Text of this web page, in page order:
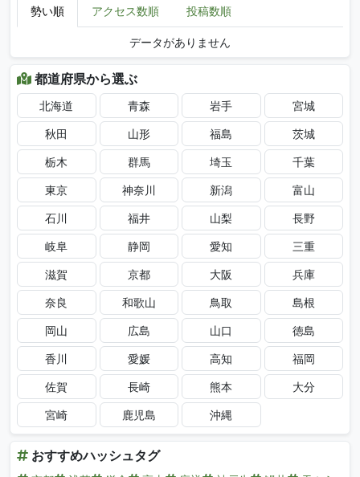
勢い順 アクセス数順 投稿数順
データがありません
都道府県から選ぶ
北海道 青森 岩手
宮城
秋田
山形 福島
茨城
栃木
群馬 埼玉
千葉
東京
神奈川 新潟
富山
石川
福井 山梨
長野
岐阜
静岡 愛知
三重
滋賀
京都 大阪
兵庫
奈良
和歌山 鳥取
島根
岡山
広島 山口
徳島
香川
愛媛 高知
福岡
佐賀
長崎 熊本
大分
宮崎
鹿児島 沖縄
おすすめハッシュタグ